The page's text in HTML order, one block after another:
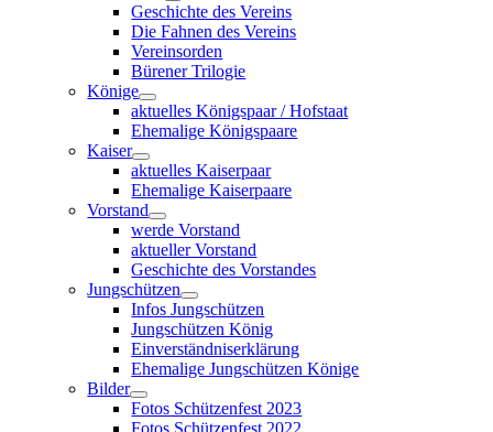
Geschichte des Vereins
Die Fahnen des Vereins
Vereinsorden
Bürener Trilogie
Könige
aktuelles Königspaar / Hofstaat
Ehemalige Königspaare
Kaiser
aktuelles Kaiserpaar
Ehemalige Kaiserpaare
Vorstand
werde Vorstand
aktueller Vorstand
Geschichte des Vorstandes
Jungschützen
Infos Jungschützen
Jungschützen König
Einverständniserklärung
Ehemalige Jungschützen Könige
Bilder
Fotos Schützenfest 2023
Fotos Schützenfest 2022